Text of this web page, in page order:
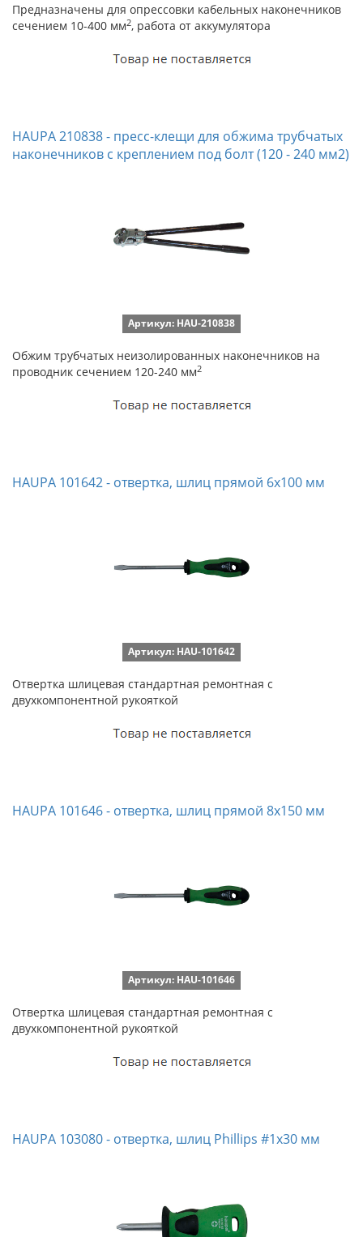
Предназначены для опрессовки кабельных наконечников
сечением 10-400 мм2, работа от аккумулятора
HAUPA 210838 - пресс-клещи для обжима трубчатых
наконечников с креплением под болт (120 - 240 мм2)
Артикул: HAU-210838
Обжим трубчатых неизолированных наконечников на
проводник сечением 120-240 мм2
HAUPA 101642 - отвертка, шлиц прямой 6х100 мм
Артикул: HAU-101642
Отвертка шлицевая стандартная ремонтная с
двухкомпонентной рукояткой
HAUPA 101646 - отвертка, шлиц прямой 8х150 мм
Артикул: HAU-101646
Отвертка шлицевая стандартная ремонтная с
двухкомпонентной рукояткой
HAUPA 103080 - отвертка, шлиц Phillips #1х30 мм